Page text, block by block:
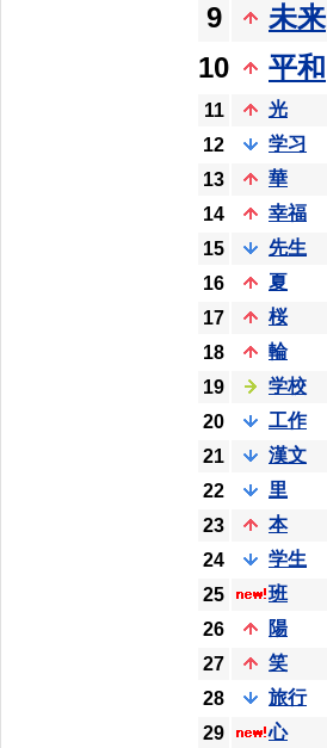
9
未来
10
平和
11
光
12
学习
13
華
14
幸福
15
先生
16
夏
17
桜
18
輪
19
学校
20
工作
21
漢文
22
里
23
本
24
学生
25
班
26
陽
27
笑
28
旅行
29
心